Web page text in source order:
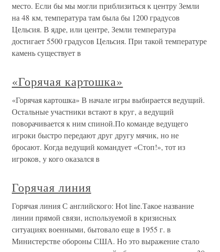
место. Если бы мы могли приблизиться к центру Земли
на 48 км, температура там была бы 1200 градусов
Цельсия. В ядре, или центре, Земли температура
достигает 5500 градусов Цельсия. При такой температуре
камень существует в
«Горячая картошка»
«Горячая картошка» В начале игры выбирается ведущий.
Остальные участники встают в круг, а ведущий
поворачивается к ним спиной.По команде ведущего
игроки быстро передают друг другу мячик, но не
бросают. Когда ведущий командует «Стоп!», тот из
игроков, у кого оказался в
Горячая линия
Горячая линия С английского: Hot line.Такое название
линии прямой связи, используемой в кризисных
ситуациях военными, бытовало еще в 1955 г. в
Министерстве обороны США. Но это выражение стало